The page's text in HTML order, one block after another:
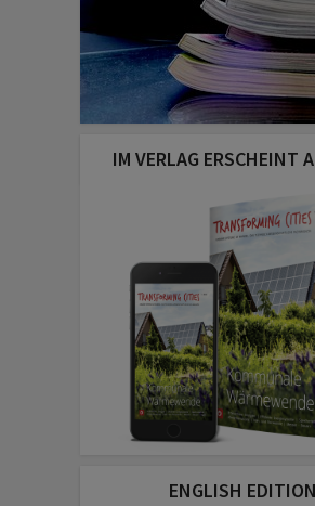
IM VERLAG ERSCHEINT
ENGLISH EDITION